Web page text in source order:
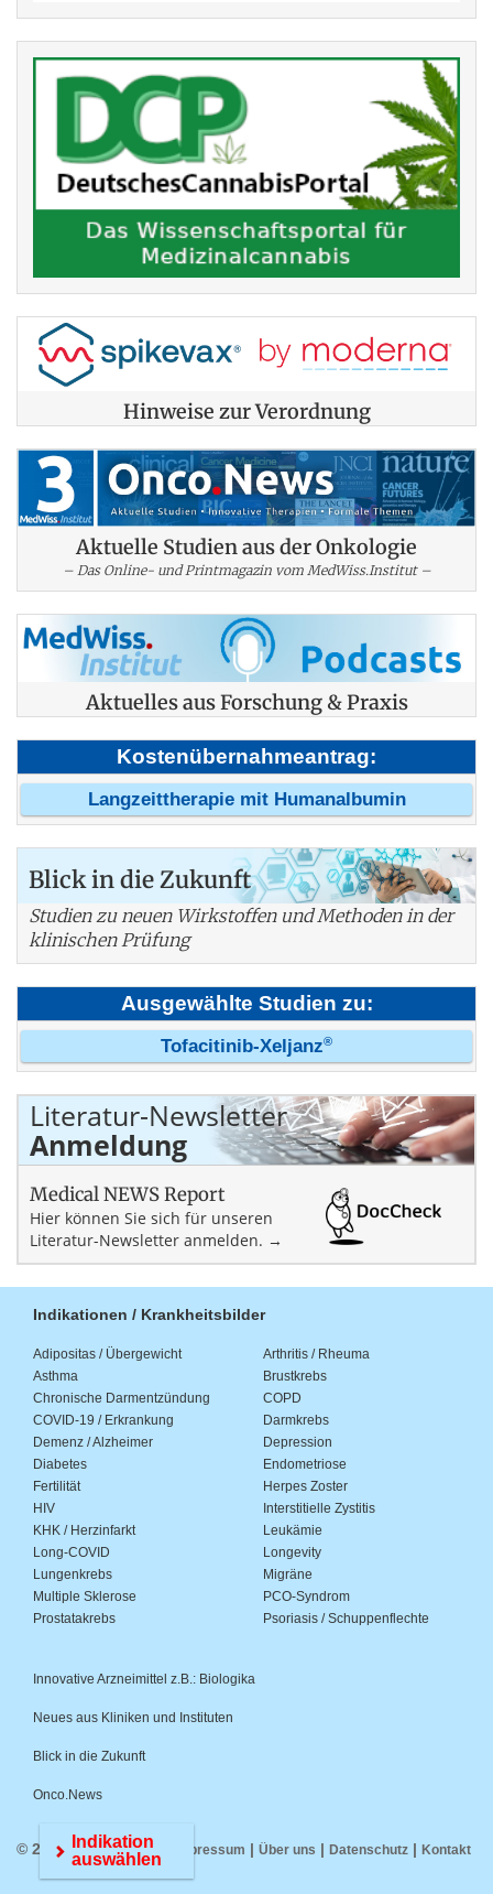
Hinweise zur Verordnung
Aktuelle Studien aus der Onkologie
– Das Online- und Printmagazin vom MedWiss.Institut –
Aktuelles aus Forschung & Praxis
Kostenübernahmeantrag:
Langzeittherapie mit Humanalbumin
Blick in die Zukunft
Studien zu neuen Wirkstoffen und Methoden in der
klinischen Prüfung
Ausgewählte Studien zu:
Tofacitinib-Xeljanz®
Literatur-Newsletter
Anmeldung
Medical NEWS Report
Hier können Sie sich für unseren
Literatur-Newsletter anmelden. →
Indikationen / Krankheitsbilder
Adipositas / Übergewicht
Arthritis / Rheuma
Asthma
Brustkrebs
Chronische Darmentzündung
COPD
COVID-19 / Erkrankung
Darmkrebs
Demenz / Alzheimer
Depression
Diabetes
Endometriose
Fertilität
Herpes Zoster
HIV
Interstitielle Zystitis
KHK / Herzinfarkt
Leukämie
Long-COVID
Longevity
Lungenkrebs
Migräne
Multiple Sklerose
PCO-Syndrom
Prostatakrebs
Psoriasis / Schuppenflechte
Innovative Arzneimittel z.B.: Biologika
Neues aus Kliniken und Instituten
Blick in die Zukunft
Onco.News
© 2026 Medwiss.de | Impressum | Über uns | Datenschutz | Kontakt
Indikation
auswählen